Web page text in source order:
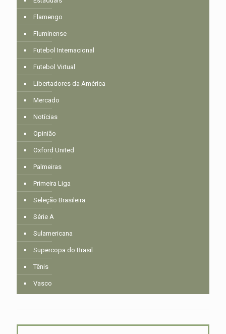
Flamengo
Fluminense
Futebol Internacional
Futebol Virtual
Libertadores da América
Mercado
Notícias
Opinião
Oxford United
Palmeiras
Primeira Liga
Seleção Brasileira
Série A
Sulamericana
Supercopa do Brasil
Tênis
Vasco